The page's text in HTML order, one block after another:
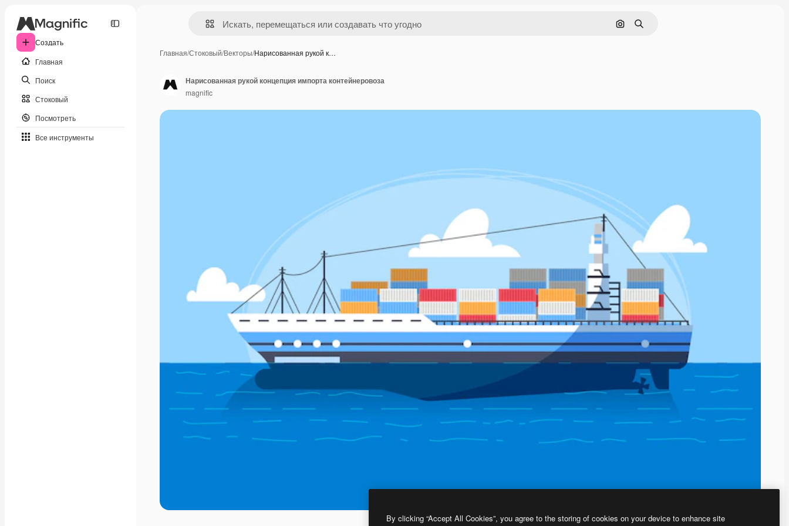
Создать
Главная
Поиск
Стоковый
Посмотреть
Все инструменты
Поиск по изображению
Поиск
Главная/Стоковый/Векторы/Нарисованная рукой к…
Нарисованная рукой концепция импорта контейнеровоза
magnific
By clicking “Accept All Cookies”, you agree to the storing of cookies on your device to enhance site